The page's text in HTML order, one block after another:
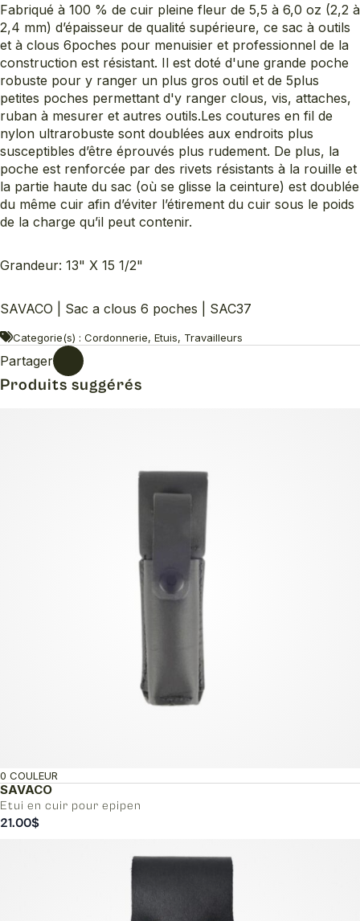
Fabriqué à 100 % de cuir pleine fleur de 5,5 à 6,0 oz (2,2 à
2,4 mm) d’épaisseur de qualité supérieure, ce sac à outils
et à clous 6poches pour menuisier et professionnel de la
construction est résistant. Il est doté d'une grande poche
robuste pour y ranger un plus gros outil et de 5plus
petites poches permettant d'y ranger clous, vis, attaches,
ruban à mesurer et autres outils.Les coutures en fil de
nylon ultrarobuste sont doublées aux endroits plus
susceptibles d’être éprouvés plus rudement. De plus, la
poche est renforcée par des rivets résistants à la rouille et
la partie haute du sac (où se glisse la ceinture) est doublée
du même cuir afin d’éviter l’étirement du cuir sous le poids
de la charge qu’il peut contenir.
Grandeur: 13" X 15 1/2"
SAVACO | Sac a clous 6 poches | SAC37
Categorie(s) : Cordonnerie, Etuis, Travailleurs
Partager
Produits suggérés
SAVACO
Etui en cuir pour epipen
0 COULEUR
21.00$